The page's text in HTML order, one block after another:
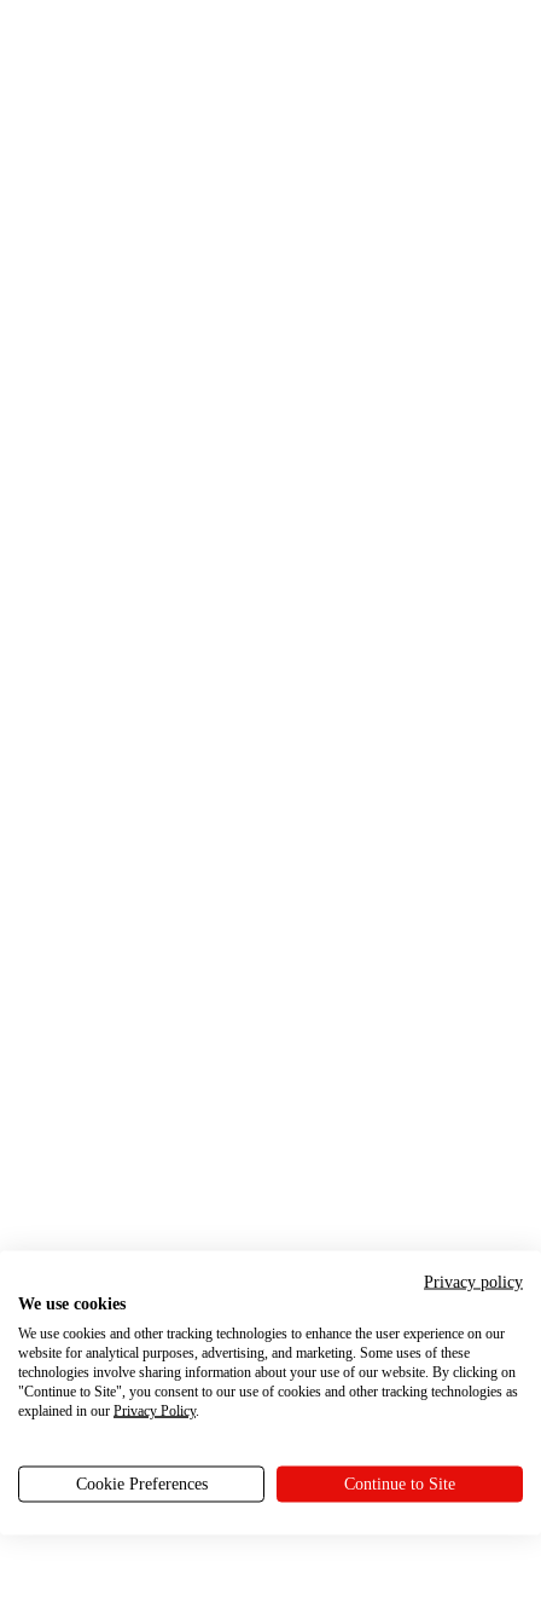
Privacy policy
We use cookies
We use cookies and other tracking technologies to enhance the user experience on our
website for analytical purposes, advertising, and marketing. Some uses of these
technologies involve sharing information about your use of our website. By clicking on
"Continue to Site", you consent to our use of cookies and other tracking technologies as
explained in our Privacy Policy.
Cookie Preferences Continue to Site